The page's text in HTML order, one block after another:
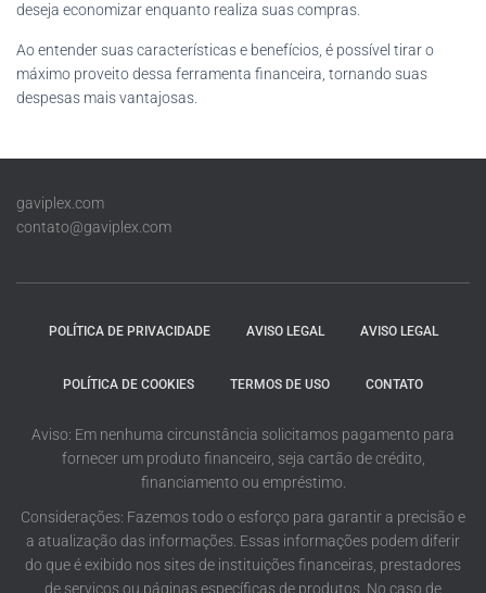
deseja economizar enquanto realiza suas compras.
Ao entender suas características e benefícios, é possível tirar o
máximo proveito dessa ferramenta financeira, tornando suas
despesas mais vantajosas.
gaviplex.com
contato@gaviplex.com
POLÍTICA DE PRIVACIDADE AVISO LEGAL AVISO LEGAL
POLÍTICA DE COOKIES TERMOS DE USO CONTATO
Aviso: Em nenhuma circunstância solicitamos pagamento para
fornecer um produto financeiro, seja cartão de crédito,
financiamento ou empréstimo.
Considerações: Fazemos todo o esforço para garantir a precisão e
a atualização das informações. Essas informações podem diferir
do que é exibido nos sites de instituições financeiras, prestadores
de serviços ou páginas específicas de produtos. No caso de